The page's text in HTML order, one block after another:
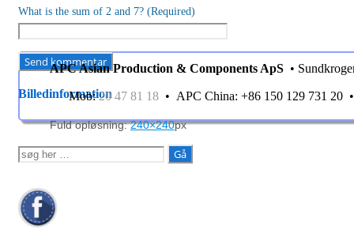
What is the sum of 2 and 7? (Required)
Billedinformation
Fuld opløsning:240×240px
APC Asian Production & Components ApS •
Mob:20 47 81 18 • APC China: +86 150 129 731 20
Søg